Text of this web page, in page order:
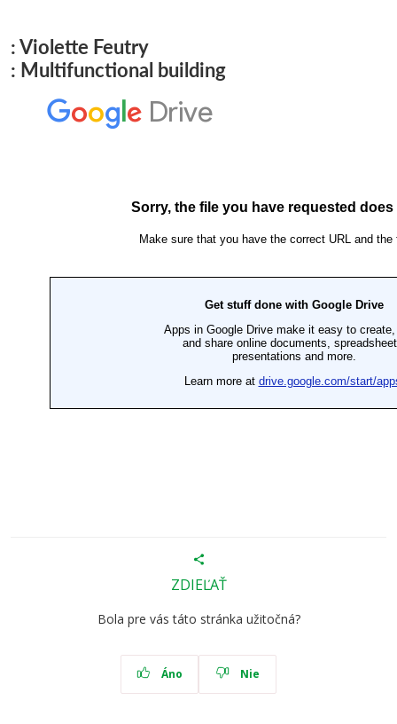
: Violette Feutry
: Multifunctional building
ZDIEĽAŤ
Bola pre vás táto stránka užitočná?
Áno Nie